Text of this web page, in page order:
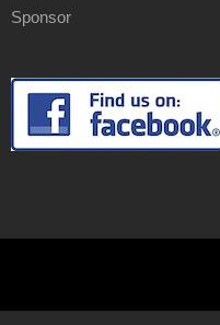
Sponsor